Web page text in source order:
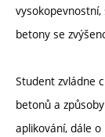
betony se
Student zvládne
betonů a
aplikování, dále